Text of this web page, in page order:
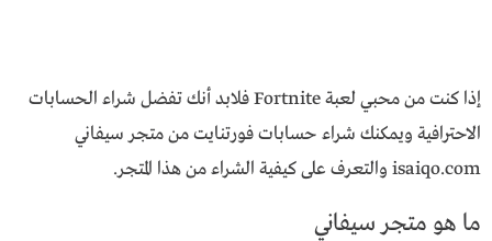
إذا كنت من محبي لعبة Fortnite فلابد أنك تفضل شراء الحسابات
الاحترافية ويمكنك شراء حسابات فورتنايت من متجر سيفاني
isaiqo.com والتعرف على كيفية الشراء من هذا المتجر.
ما هو متجر سيفاني